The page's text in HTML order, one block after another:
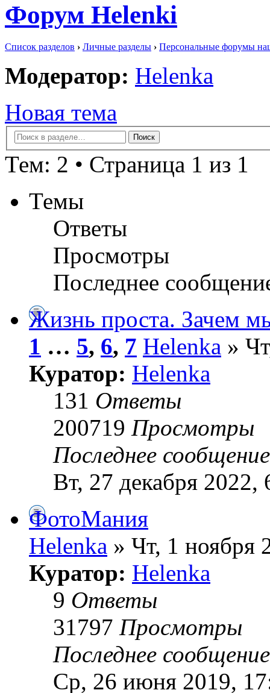
Форум Helenki
Список разделов › Личные разделы › Персональные форумы
Модератор: Helenka
Новая тема
Тем: 2 • Страница 1 из 1
Темы
Ответы
Просмотры
Последнее
Жизнь проста. Зачем
1 … 5, 6, 7 Helenka »
Куратор: Helenka
131 Ответы
200719 Просмотры
Последнее
Вт, 27 декабря 2022,
ФотоМания
Helenka » Чт, 1 ноября
Куратор: Helenka
9 Ответы
31797 Просмотры
Последнее
Ср, 26 июня 2019,